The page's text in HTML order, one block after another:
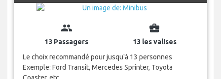
group
13 Passagers
business_center
13 les valises
Le choix recommandé pour jusqu'à 13 personnes
Exemple: Ford Transit, Mercedes Sprinter, Toyota